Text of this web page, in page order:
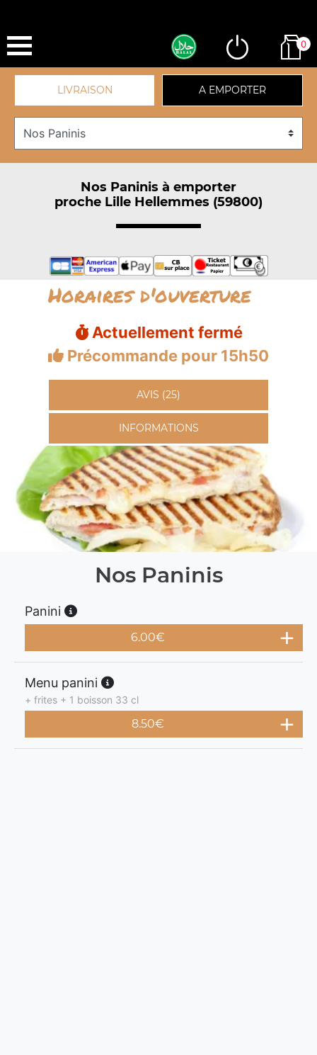
0
LIVRAISON A EMPORTER
Nos Paninis à emporter
proche Lille Hellemmes (59800)
Horaires d'ouverture
Actuellement fermé
Précommande pour 15h50
AVIS (25)
INFORMATIONS
Nos Paninis
Panini
6.00€
Menu panini
+ frites + 1 boisson 33 cl
8.50€